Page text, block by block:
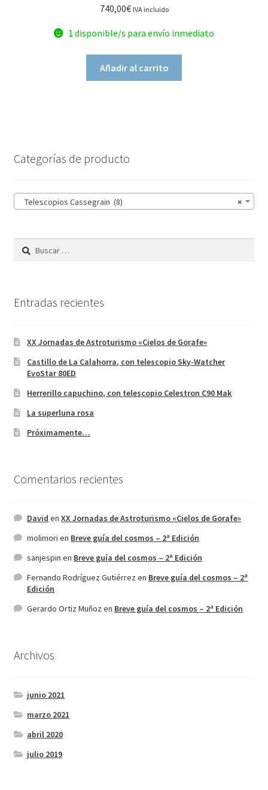
740,00€ IVA incluido
1 disponible/s para envío inmediato
Añadir al carrito
Categorías de producto
×
Telescopios Cassegrain (8)
Buscar:
Entradas recientes
XX Jornadas de Astroturismo «Cielos de Gorafe»
Castillo de La Calahorra, con telescopio Sky-Watcher
EvoStar 80ED
Herrerillo capuchino, con telescopio Celestron C90 Mak
La superluna rosa
Próximamente…
Comentarios recientes
David enXX Jornadas de Astroturismo «Cielos de Gorafe»
molimori en Breve guía del cosmos – 2ª Edición
sanjespin en Breve guía del cosmos – 2ª Edición
Fernando Rodríguez Gutiérrezen Breve guía del cosmos – 2ª
Edición
Gerardo Ortiz Muñozen Breve guía del cosmos – 2ª Edición
Archivos
junio 2021
marzo 2021
abril 2020
julio 2019